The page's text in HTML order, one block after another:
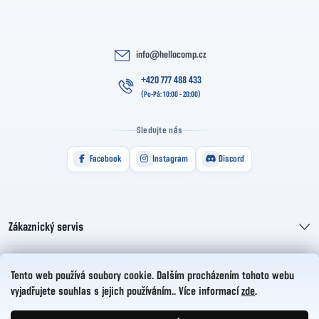
Tento web používá soubory cookie. Dalším procházením tohoto webu
vyjadřujete souhlas s jejich používáním.. Více informací zde.
info@hellocomp.cz
+420 777 488 433
Sledujte nás
Facebook Instagram Discord
Zákaznický servis